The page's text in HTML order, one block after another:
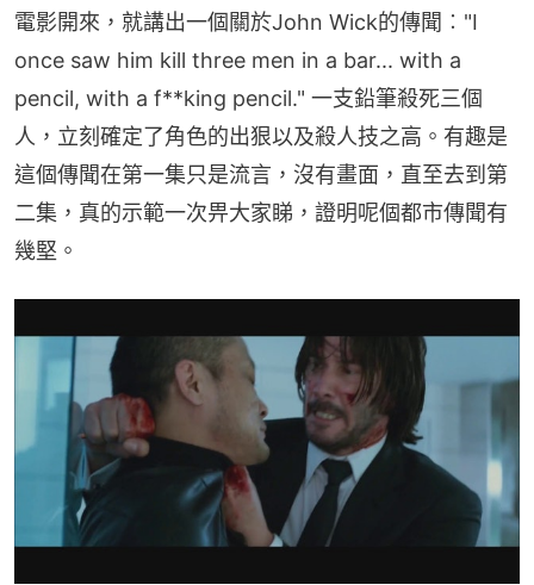
電影開來，就講出一個關於John Wick的傳聞︰"I
once saw him kill three men in a bar... with a
pencil, with a f**king pencil." 一支鉛筆殺死三個
人，立刻確定了角色的出狠以及殺人技之高。有趣是
這個傳聞在第一集只是流言，沒有畫面，直至去到第
二集，真的示範一次畀大家睇，證明呢個都市傳聞有
幾堅。